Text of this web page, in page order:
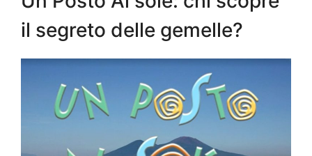
il segreto delle gemelle?